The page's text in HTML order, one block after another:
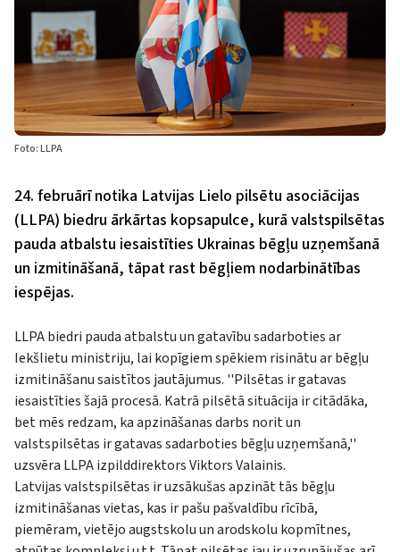
Foto: LLPA
24. februārī notika Latvijas Lielo pilsētu asociācijas
(LLPA) biedru ārkārtas kopsapulce, kurā valstspilsētas
pauda atbalstu iesaistīties Ukrainas bēgļu uzņemšanā
un izmitināšanā, tāpat rast bēgļiem nodarbinātības
iespējas.
LLPA biedri pauda atbalstu un gatavību sadarboties ar
Iekšlietu ministriju, lai kopīgiem spēkiem risinātu ar bēgļu
izmitināšanu saistītos jautājumus. ''Pilsētas ir gatavas
iesaistīties šajā procesā. Katrā pilsētā situācija ir citādāka,
bet mēs redzam, ka apzināšanas darbs norit un
valstspilsētas ir gatavas sadarboties bēgļu uzņemšanā,''
uzsvēra LLPA izpilddirektors Viktors Valainis.
Latvijas valstspilsētas ir uzsākušas apzināt tās bēgļu
izmitināšanas vietas, kas ir pašu pašvaldību rīcībā,
piemēram, vietējo augstskolu un arodskolu kopmītnes,